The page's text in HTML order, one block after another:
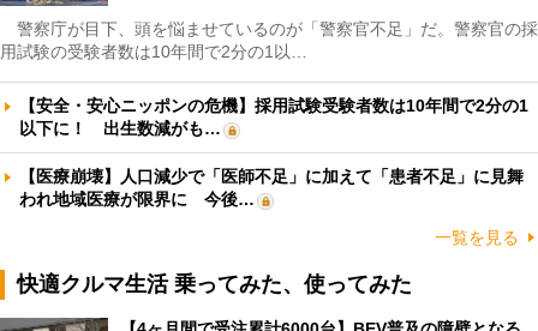
警察庁が目下、頭を悩ませているのが「警察官不足」だ。警察官の採
用試験の受験者数は10年間で2分の1以…
【安全・安心ニッポンの危機】採用試験受験者数は10年間で2分の1
以下に！ 出生数減がも…
【医療崩壊】人口減少で「医師不足」に加えて「患者不足」に見舞
われ地域医療が限界に 今後…
一覧を見る
快適クルマ生活 乗ってみた、使ってみた